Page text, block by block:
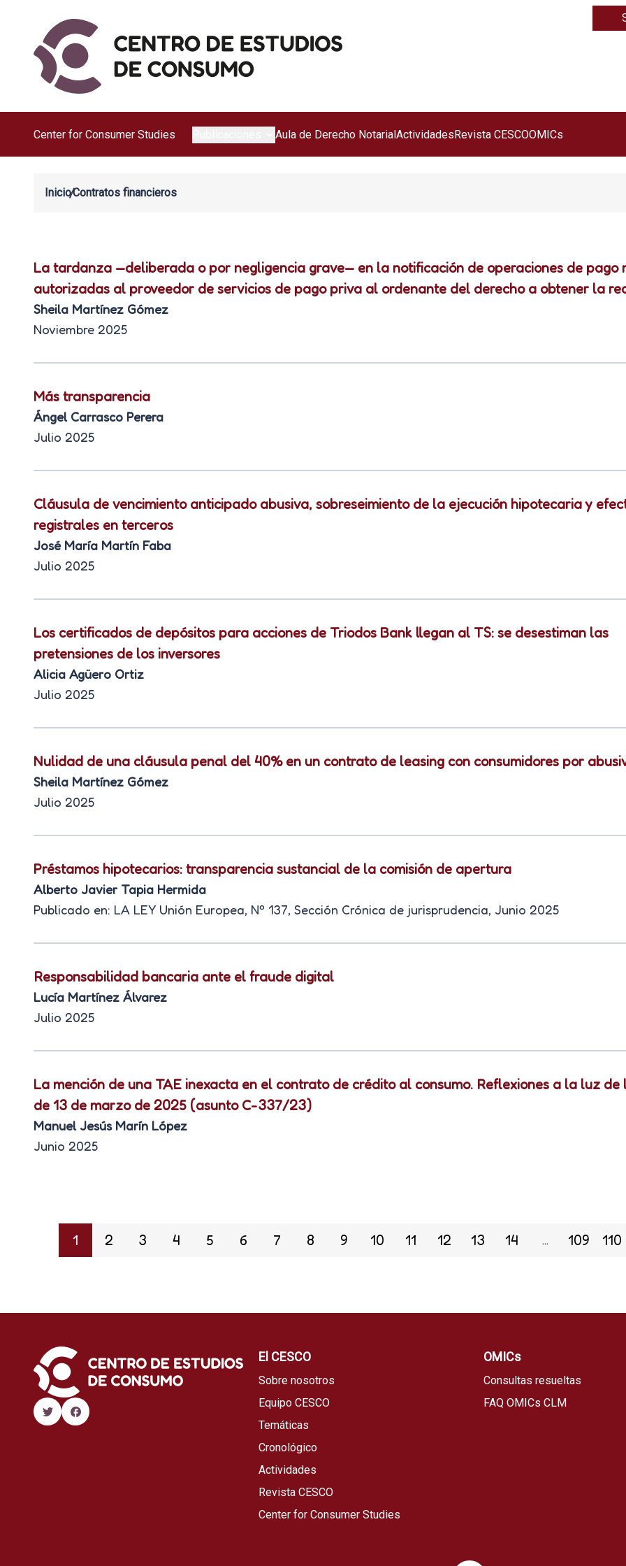
Center for Consumer Studies Aula de Derecho NotarialActividadesRevista CESCOOMICs
InicioContratos financieros
La tardanza —deliberada o por negligencia grave— en la notificación de operaciones de pago
autorizadas al proveedor de servicios de pago priva al ordenante del derecho a obtener la
Sheila Martínez Gómez
Noviembre 2025
Más transparencia
Ángel Carrasco Perera
Julio 2025
Cláusula de vencimiento anticipado abusiva, sobreseimiento de la ejecución hipotecaria y
registrales en terceros
José María Martín Faba
Julio 2025
Los certificados de depósitos para acciones de Triodos Bank llegan al TS: se desestiman las
pretensiones de los inversores
Alicia Agüero Ortiz
Julio 2025
Nulidad de una cláusula penal del 40% en un contrato de leasing con consumidores por
Sheila Martínez Gómez
Julio 2025
Préstamos hipotecarios: transparencia sustancial de la comisión de apertura
Alberto Javier Tapia Hermida
Publicado en: LA LEY Unión Europea, Nº 137, Sección Crónica de jurisprudencia, Junio 2025
Responsabilidad bancaria ante el fraude digital
Lucía Martínez Álvarez
Julio 2025
La mención de una TAE inexacta en el contrato de crédito al consumo. Reflexiones a la luz de
de 13 de marzo de 2025 (asunto C-337/23)
Manuel Jesús Marín López
Junio 2025
1 2 3 4 5 6 7 8 9 10 11 12 13 14 ... 109 110
El CESCO
Sobre nosotros
Equipo CESCO
Temáticas
Cronológico
Actividades
Revista CESCO
Center for Consumer Studies
OMICs
Consultas resueltas
FAQ OMICs CLM